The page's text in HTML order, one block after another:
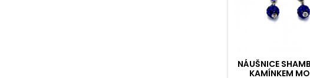
NÁUŠNICE
KAMÍNKEM